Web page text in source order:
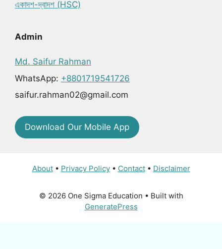
একাদশ-দ্বাদশ (HSC)
Admin
Md. Saifur Rahman
WhatsApp: +8801719541726
saifur.rahman02@gmail.com
Download Our Mobile App
About• Privacy Policy• Contact• Disclaimer
© 2026 One Sigma Education • Built with
GeneratePress